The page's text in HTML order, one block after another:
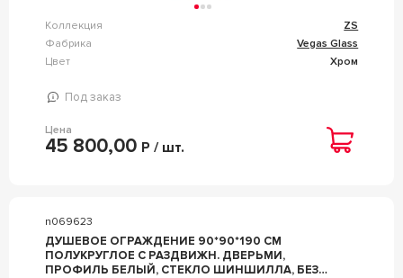
Коллекция
ZS
Фабрика
Vegas Glass
Цвет
Хром
Под заказ
Цена
45 800,00 Р / шт.
n069623
ДУШЕВОЕ ОГРАЖДЕНИЕ 90*90*190 СМ
ПОЛУКРУГЛОЕ С РАЗДВИЖН. ДВЕРЬМИ,
ПРОФИЛЬ БЕЛЫЙ, СТЕКЛО ШИНШИЛЛА, БЕЗ